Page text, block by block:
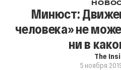
Минюст:
человека» не
ни в
The
5 ноября